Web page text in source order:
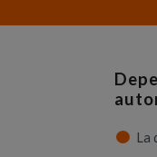
La